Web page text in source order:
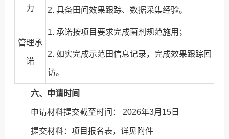
力 2. 具备田间效果跟踪、数据采集经验。
管理承
诺
1. 承诺按项目要求完成菌剂规范施用；
2. 如实完成示范田信息记录，完成效果跟踪回
访。
六、申请时间
申请材料提交截至时间： 2026年3月15日
提交材料：项目报名表，详见附件